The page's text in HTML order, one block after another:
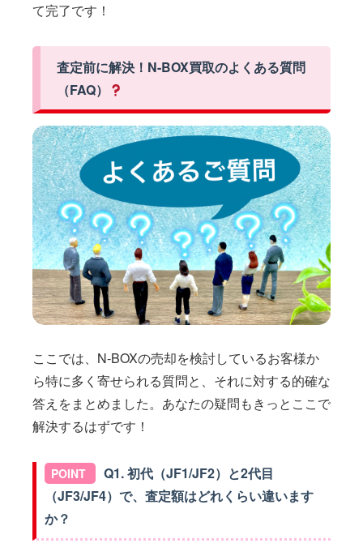
て完了です！
査定前に解決！N-BOX買取のよくある質問
（FAQ）
ここでは、N-BOXの売却を検討しているお客様か
ら特に多く寄せられる質問と、それに対する的確な
答えをまとめました。あなたの疑問もきっとここで
解決するはずです！
Q1. 初代（JF1/JF2）と2代目
（JF3/JF4）で、査定額はどれくらい違います
か？